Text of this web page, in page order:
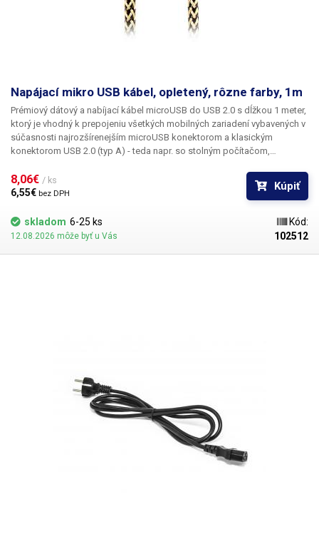
Napájací mikro USB kábel, opletený, rôzne farby, 1m
Prémiový dátový a nabíjací kábel microUSB do USB 2.0 s dĺžkou 1 meter,
ktorý je vhodný k prepojeniu všetkých mobilných zariadení vybavených v
súčasnosti najrozšírenejším microUSB konektorom a klasickým
konektorom USB 2.0 (typ A) - teda napr. so stolným počítačom,
prémiové spracovanie
, konektory sú na rozdiel od klasických USB
káblov potiahnuté silným alumíniovým plášťom, ktorý káblu dodáva na
tiež opletený nylonovým vláknom. Kábel svoje uplatnenie nájde nielen pri
nabíjaní ale aj pre rýchly prenos dát. USB káble dodávame v rôznych
8,06€ / ks
6,55€ bez DPH
Kúpiť
skladom 6-25 ks
12.08.2026 môže byť u Vás
Kód:
102512